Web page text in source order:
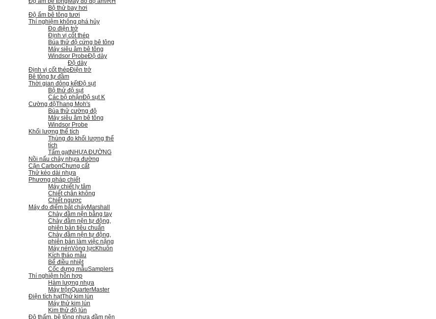
Bộ thử bay hơi
Độ ẩm bê tông tươi
Thí nghiệm không phá hủy
Đo điện trở
Định vị cốt thép
Búa thử độ cứng bê tông
Máy siêu âm bê tông
Windsor ProbeĐộ dày
Độ dày
Định vị cốt thépĐiện trở
Bê tông tự đầm
Thời gian đông kếtĐộ sụt
Bộ thử độ sụt
Các bộ phậnĐộ sụt K
Cường độThang Moh's
Búa thử cường độ
Máy siêu âm bê tông
Windsor Probe
Khối lượng thể tích
Thùng đo khối lượng thể
tích
Tấm gạtNHỰA ĐƯỜNG
Nồi nấu chảy nhựa đường
Cặn CarbonChưng cất
Thử kéo dài nhựa
Phương pháp chiết
Máy chiết ly tâm
Chiết chân không
Chiết ngược
Máy đo điểm bắt cháyMarshall
Chày đầm nện bằng tay
Chày đầm nện tự động,
phiên bản tiêu chuẩn
Chày đầm nện tự động,
phiên bản làm việc nặng
Máy nénVòng lựcKhuôn
Kích tháo mẫu
Bể điều nhiệt
Cốc đựng mẫuSamplers
Thí nghiệm hỗn hợp
Hàm lượng nhựa
Máy trộnQuarterMaster
Điện tích hạtThử kim lún
Máy thử kim lún
Kim thử độ lún
Độ thấm, bê tông nhựa đầm nện